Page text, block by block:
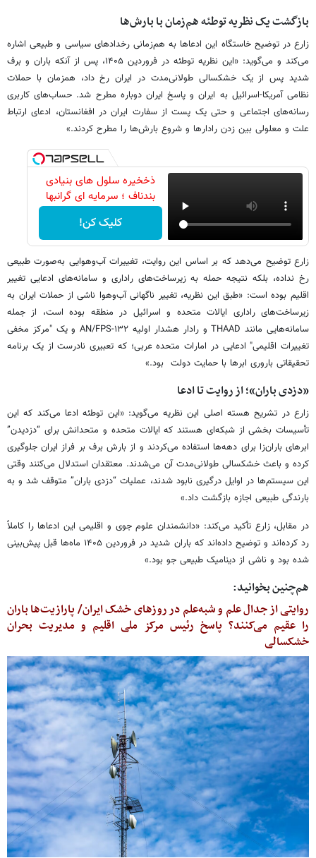
بازگشت یک نظریه توطئه هم‌زمان با بارش‌ها
زارع در توضیح خاستگاه این ادعاها به هم‌زمانی رخدادهای سیاسی و طبیعی اشاره
می‌کند و می‌گوید: «این نظریه توطئه در فروردین ۱۴۰۵، پس از آنکه باران و برف
شدید پس از یک خشکسالی طولانی‌مدت در ایران رخ داد، همزمان با حملات
نظامی آمریکا-اسرائیل به ایران و پاسخ ایران دوباره مطرح شد. حساب‌های کاربری
رسانه‌های اجتماعی و حتی یک پست از سفارت ایران در افغانستان، ادعای ارتباط
علت و معلولی بین زدن رادارها و شروع بارش‌ها را مطرح کردند.»
ذخخیره سلول های بنیادی
بندناف ؛ سرمایه ای گرانبها
کلیک کن!
زارع توضیح می‌دهد که بر اساس این روایت، تغییرات آب‌وهوایی به‌صورت طبیعی
رخ نداده، بلکه نتیجه حمله به زیرساخت‌های راداری و سامانه‌های ادعایی تغییر
اقلیم بوده است: «طبق این نظریه، تغییر ناگهانی آب‌وهوا ناشی از حملات ایران به
زیرساخت‌های راداری ایالات متحده و اسرائیل در منطقه بوده است، از جمله
سامانه‌هایی مانند THAAD و رادار هشدار اولیه AN/FPS-۱۳۲ و یک "مرکز مخفی
تغییرات اقلیمی" ادعایی در امارات متحده عربی؛ که تعبیری نادرست از یک برنامه
تحقیقاتی باروری ابرها با حمایت دولت بود.»
«دزدی باران»؛ از روایت تا ادعا
زارع در تشریح هسته اصلی این نظریه می‌گوید: «این توطئه ادعا می‌کند که این
تأسیسات بخشی از شبکه‌ای هستند که ایالات متحده و متحدانش برای “دزدیدن”
ابرهای باران‌زا برای دهه‌ها استفاده می‌کردند و از بارش برف بر فراز ایران جلوگیری
کرده و باعث خشکسالی طولانی‌مدت آن می‌شدند. معتقدان استدلال می‌کنند وقتی
این سیستم‌ها در اوایل درگیری نابود شدند، عملیات “دزدی باران” متوقف شد و به
بارندگی طبیعی اجازه بازگشت داد.»
در مقابل، زارع تأکید می‌کند: «دانشمندان علوم جوی و اقلیمی این ادعاها را کاملاً
رد کرده‌اند و توضیح داده‌اند که باران شدید در فروردین ۱۴۰۵ ماه‌ها قبل پیش‌بینی
شده بود و ناشی از دینامیک طبیعی جو بود.»
هم‌چنین بخوانید:
روایتی از جدال علم و شبه‌علم در روزهای خشک ایران/ پارازیت‌ها باران
را عقیم می‌کنند؟ پاسخ رئیس مرکز ملی اقلیم و مدیریت بحران
خشکسالی